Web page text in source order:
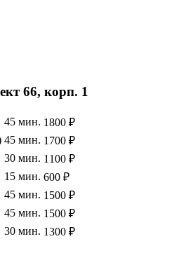
66, корп. 1
45 мин. 1800 ₽
45 мин. 1700 ₽
30 мин. 1100 ₽
15 мин. 600 ₽
45 мин. 1500 ₽
45 мин. 1500 ₽
30 мин. 1300 ₽